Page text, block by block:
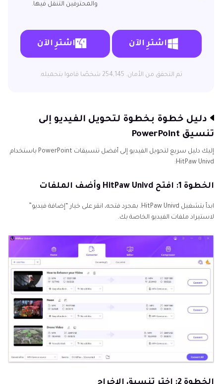
والمحترفين التنقل فيها.
اشترِ الآن اشترِ الآن
تم التحقق من الأمان. 254,145 شخصًا قاموا بتحميله.
دليل خطوة بخطوة لتحويل الفيديو إلى
تنسيق PowerPoint
إليك دليل سريع لتحويل الفيديو إلى أفضل تنسيقات PowerPoint باستخدام
HitPaw Univd:
الخطوة 1: افتح HitPaw Univd وأضف الملفات
ابدأ بتشغيل HitPaw Univd. بمجرد فتحه، انقر على خيار “إضافة فيديو”
لاستيراد ملفات الفيديو الخاصة بك.